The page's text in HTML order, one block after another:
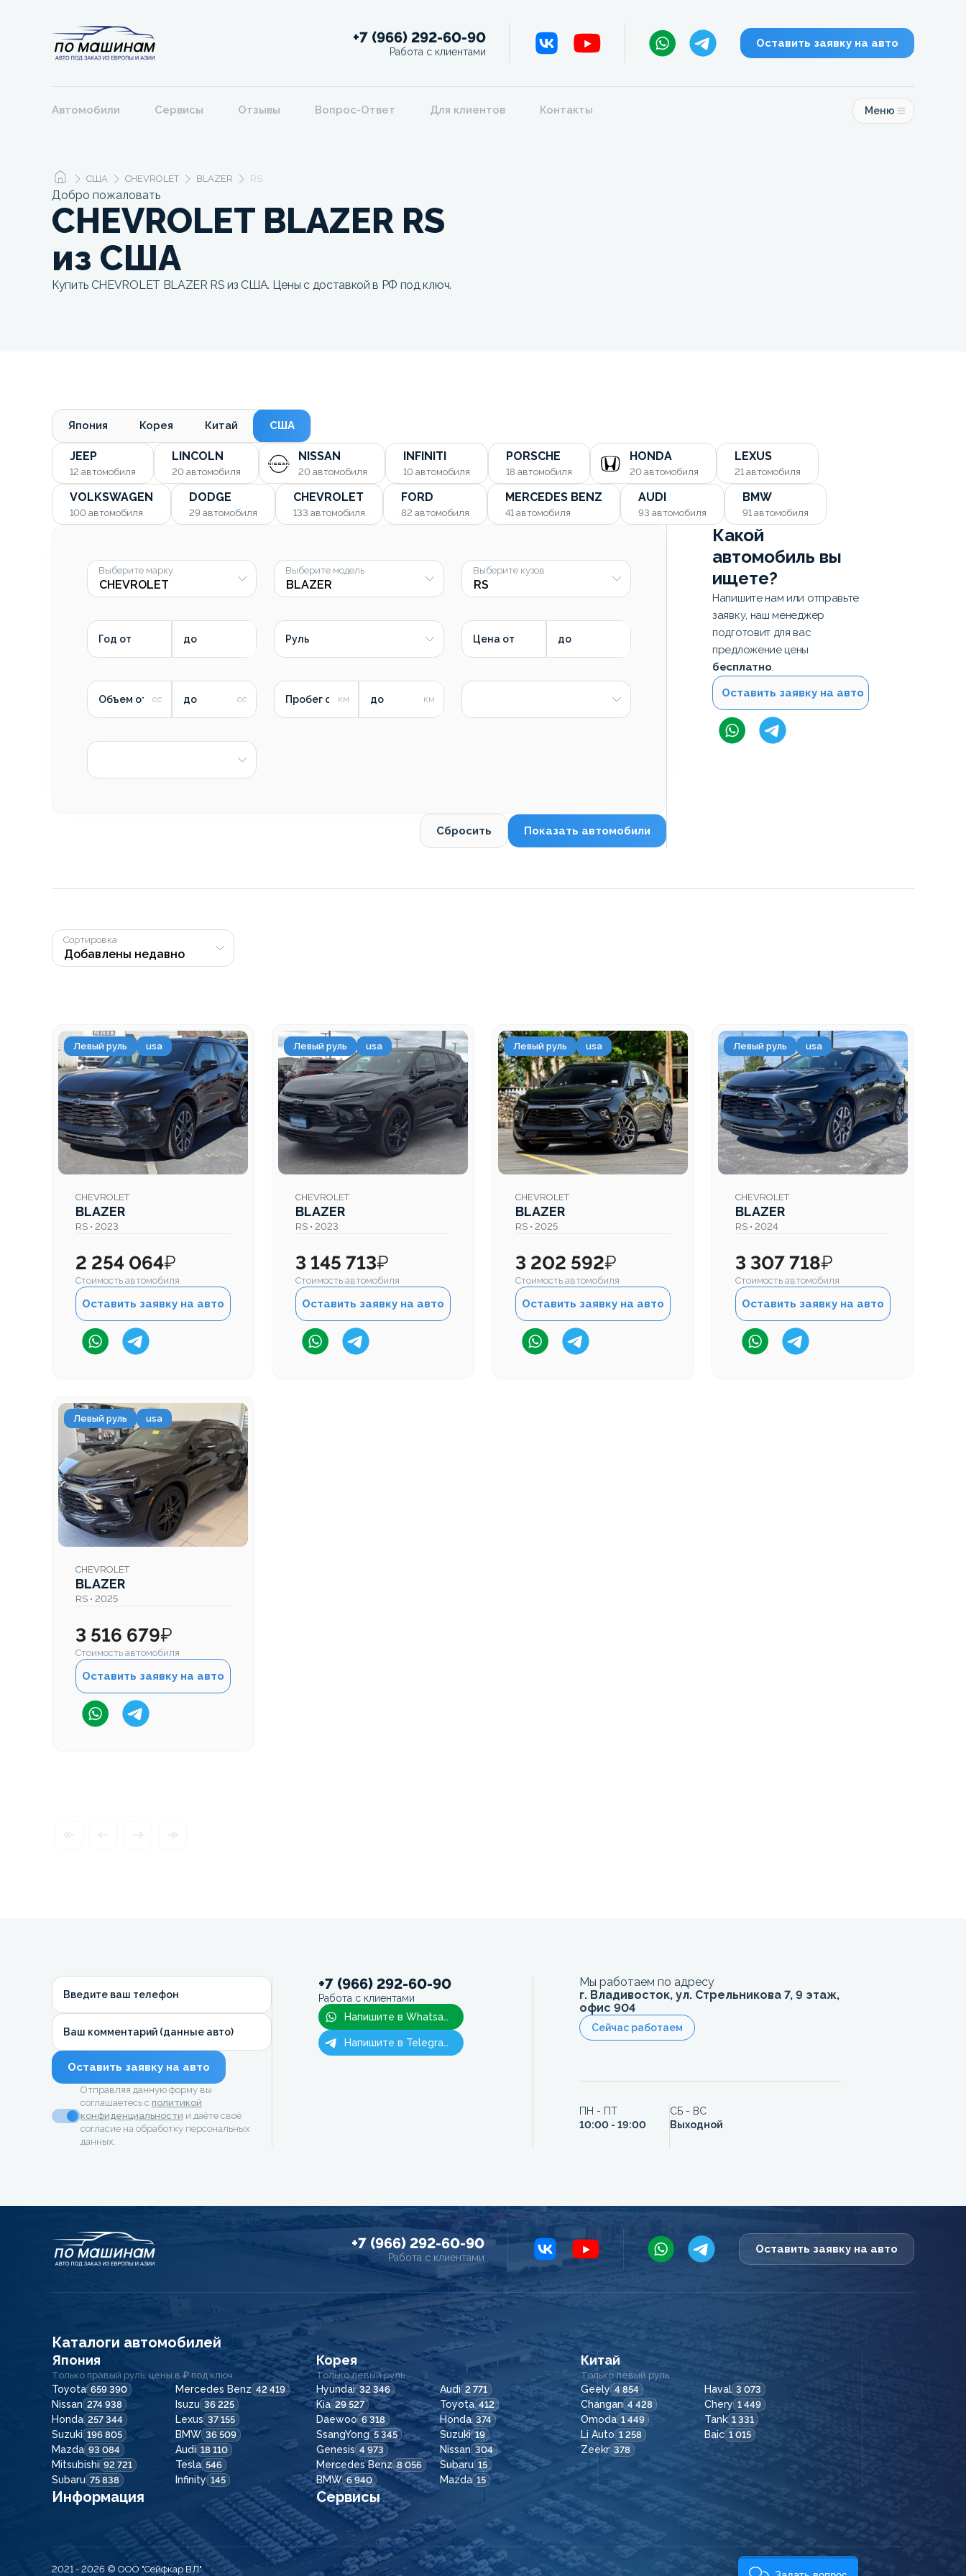
+7 (966) 292-60-90
Работа с клиентами
Оставить заявку на авто
Автомобили Сервисы Отзывы Вопрос-Ответ Для клиентов Контакты Меню
США CHEVROLET BLAZER RS
Добро пожаловать
CHEVROLET BLAZER RS
из США
Купить CHEVROLET BLAZER RS из США. Цены с доставкой в РФ под ключ.
Япония Корея Китай США
JEEP
12 автомобиля
LINCOLN
20 автомобиля
NISSAN
20 автомобиля
INFINITI
10 автомобиля
PORSCHE
18 автомобиля
HONDA
20 автомобиля
LEXUS
21 автомобиля
VOLKSWAGEN
100 автомобиля
DODGE
29 автомобиля
CHEVROLET
133 автомобиля
FORD
82 автомобиля
MERCEDES BENZ
41 автомобиля
AUDI
93 автомобиля
BMW
91 автомобиля
Выберите марку Выберите модель Выберите кузов
Год от до Руль Цена от до
Объем от до Пробег от до
Сбросить Показать автомобили
Какой
автомобиль вы
ищете?
Напишите нам или отправьте
заявку, наш менеджер
подготовит для вас
предложение цены
бесплатно.
Оставить заявку на авто
Сортировка
Левый руль usa
CHEVROLET
BLAZER
RS • 2023
2 254 064₽
Стоимость автомобиля
Оставить заявку на авто
Левый руль usa
CHEVROLET
BLAZER
RS • 2023
3 145 713₽
Стоимость автомобиля
Оставить заявку на авто
Левый руль usa
CHEVROLET
BLAZER
RS • 2025
3 202 592₽
Стоимость автомобиля
Оставить заявку на авто
Левый руль usa
CHEVROLET
BLAZER
RS • 2024
3 307 718₽
Стоимость автомобиля
Оставить заявку на авто
Левый руль usa
CHEVROLET
BLAZER
RS • 2025
3 516 679₽
Стоимость автомобиля
Оставить заявку на авто
Введите ваш телефон
Ваш комментарий (данные авто)
Оставить заявку на авто
Отправляя данную форму вы
соглашаетесь с политикой
конфиденциальности и даёте своё
согласие на обработку персональных
данных.
+7 (966) 292-60-90
Работа с клиентами
Напишите в Whatsapp
Напишите в Telegram
Мы работаем по адресу
г. Владивосток, ул. Стрельникова 7, 9 этаж,
офис 904
Сейчас работаем
ПН - ПТ
10:00 - 19:00
СБ - ВС
Выходной
+7 (966) 292-60-90
Работа с клиентами
Оставить заявку на авто
Каталоги автомобилей
Япония
Только правый руль, цены в ₽ под ключ.
Toyota 659 390 Mercedes Benz 42 419
Nissan 274 938 Isuzu 36 225
Honda 257 344 Lexus 37 155
Suzuki 196 805 BMW 36 509
Mazda 93 084 Audi 18 110
Mitsubishi 92 721 Tesla 546
Subaru 75 838 Infinity 145
Корея
Только левый руль
Hyundai 32 346 Audi 2 771
Kia 29 527 Toyota 412
Daewoo 6 318 Honda 374
SsangYong 5 345 Suzuki 19
Genesis 4 973 Nissan 304
Mercedes Benz 8 056 Subaru 15
BMW 6 940 Mazda 15
Китай
Только левый руль
Geely 4 854 Haval 3 073
Changan 4 428 Chery 1 449
Omoda 1 449 Tank 1 331
Li Auto 1 258 Baic 1 015
Zeekr 378
Информация Сервисы
2021 - 2026 © ООО "Сейфкар ВЛ"